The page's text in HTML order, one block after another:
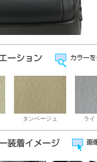
タンベージュ ライ